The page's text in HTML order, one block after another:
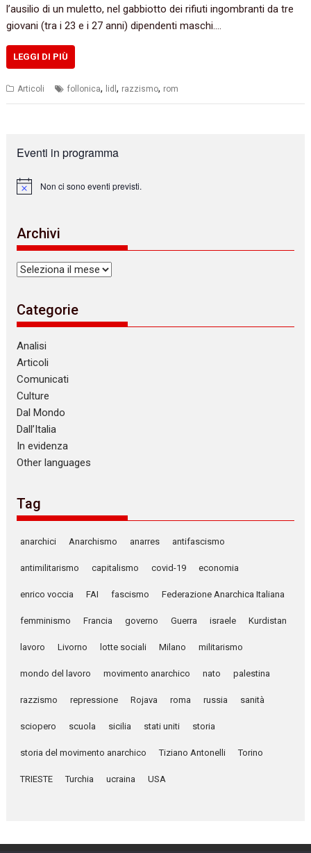
l’ausilio di un muletto, nel gabbiotto dei rifiuti ingombranti da tre
giovani (tra i 23 e i 27 anni) dipendenti maschi.…
LEGGI DI PIÙ
Articoli follonica, lidl, razzismo, rom
Eventi in programma
N
c
e
Non ci sono eventi previsti.
Archivi
Archivi
Categorie
Analisi
Articoli
Comunicati
Culture
Dal Mondo
Dall’Italia
In evidenza
Other languages
Tag
anarchici Anarchismo anarres antifascismo
antimilitarismo capitalismo covid-19 economia
enrico voccia FAI fascismo Federazione Anarchica Italiana
femminismo Francia governo Guerra israele Kurdistan
lavoro Livorno lotte sociali Milano militarismo
mondo del lavoro movimento anarchico nato palestina
razzismo repressione Rojava roma russia sanità
sciopero scuola sicilia stati uniti storia
storia del movimento anarchico Tiziano Antonelli Torino
TRIESTE Turchia ucraina USA